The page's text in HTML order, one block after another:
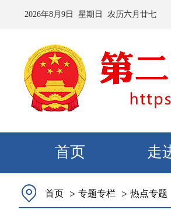
2026年8月 9 日 星期 日 农历六月廿七
首页 走
首页 > 专题专栏 > 热点专题